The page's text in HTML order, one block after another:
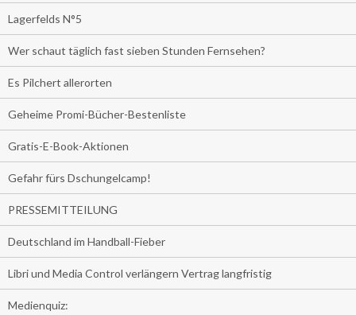
Lagerfelds N°5
Wer schaut täglich fast sieben Stunden Fernsehen?
Es Pilchert allerorten
Geheime Promi-Bücher-Bestenliste
Gratis-E-Book-Aktionen
Gefahr fürs Dschungelcamp!
PRESSEMITTEILUNG
Deutschland im Handball-Fieber
Libri und Media Control verlängern Vertrag langfristig
Medienquiz: